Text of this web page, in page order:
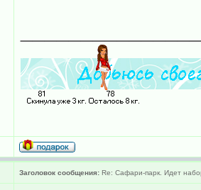
Заголовок сообщения: Re: Сафари-парк. Идет